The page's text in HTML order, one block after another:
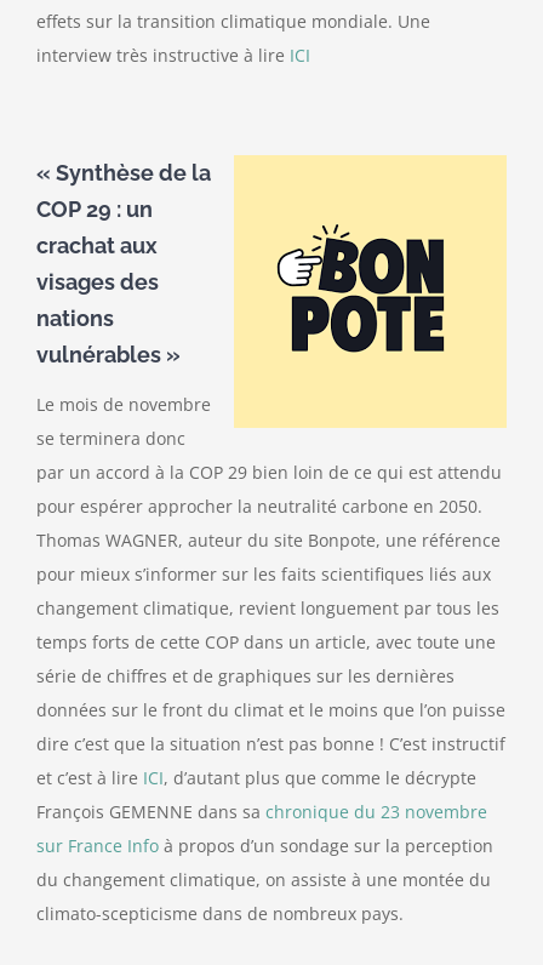
effets sur la transition climatique mondiale. Une
interview très instructive à lire ICI
« Synthèse de la
COP 29 : un
crachat aux
visages des
nations
vulnérables »
Le mois de novembre
se terminera donc
par un accord à la COP 29 bien loin de ce qui est attendu
pour espérer approcher la neutralité carbone en 2050.
Thomas WAGNER, auteur du site Bonpote, une référence
pour mieux s’informer sur les faits scientifiques liés aux
changement climatique, revient longuement par tous les
temps forts de cette COP dans un article, avec toute une
série de chiffres et de graphiques sur les dernières
données sur le front du climat et le moins que l’on puisse
dire c’est que la situation n’est pas bonne ! C’est instructif
et c’est à lire ICI, d’autant plus que comme le décrypte
François GEMENNE dans sa chronique du 23 novembre
sur France Info à propos d’un sondage sur la perception
du changement climatique, on assiste à une montée du
climato-scepticisme dans de nombreux pays.